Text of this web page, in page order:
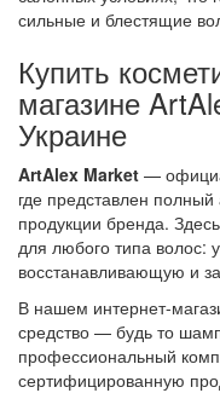
сильные и блестящие
Купить
магазине
Украине
ArtAlex Market —
где представлен
продукции бренда.
для любого типа волос:
восстанавливающую и
В нашем интернет-
средство — будь то
профессиональный
сертифицированную